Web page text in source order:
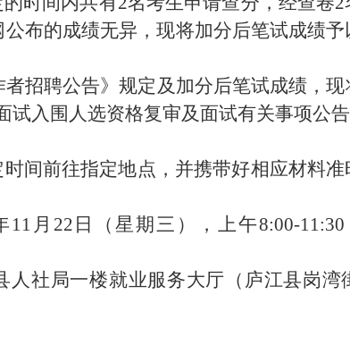
公布的成绩无异，现将加分后笔试成绩
招聘公告》规定及 加分后笔试成绩，现
试入围人选资格复审及面试有关事项公
间前往指定地点，并携带好相应材料准
11 月 22 日（星期三 ） ， 上午8:00-11:30
人社局一楼就业服务大厅（庐江县岗湾